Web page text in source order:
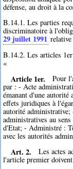
défense, au droit à la
B.14.1. Les parties
discriminatoire à
29 juillet 1991
B.14.2. Les articles
«
Article 1er.
Pour
par : - Acte
émanant d'une
effets juridiques à
autorité
administratives au
d'Etat; - Administré :
avec les autorités
Art. 2.
Les actes
l'article premier